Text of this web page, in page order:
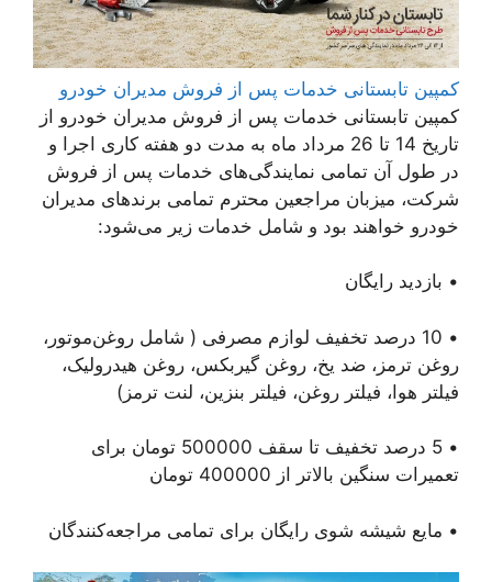
کمپین تابستانی خدمات پس از فروش مدیران خودرو
کمپین تابستانی خدمات پس از فروش مدیران خودرو از
تاریخ 14 تا 26 مرداد ماه به مدت دو هفته کاری اجرا و
در طول آن تمامی نمایندگی‌های خدمات پس از فروش
شرکت، میزبان مراجعین محترم تمامی برندهای مدیران
خودرو خواهند بود و شامل خدمات زیر می‌شود:
• بازدید رایگان
• 10 درصد تخفیف لوازم مصرفی ( شامل روغن‌موتور،
روغن ترمز، ضد یخ، روغن گیربکس، روغن هیدرولیک،
فیلتر هوا، فیلتر روغن، فیلتر بنزین، لنت ترمز)
• 5 درصد تخفیف تا سقف 500000 تومان برای
تعمیرات سنگین بالاتر از 400000 تومان
• مایع شیشه شوی رایگان برای تمامی مراجعه‌کنندگان